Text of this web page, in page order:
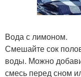
Вода с лимоном.
Смешайте сок
воды. Можно
смесь перед сном